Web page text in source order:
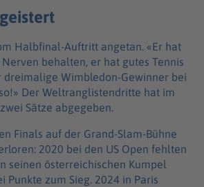
Halbfinal-Auftritt angetan. «Er hat
behalten, er hat gutes Tennis
dreimalige Wimbledon-Gewinner bei
Der Weltranglistendritte hat im
Sätze abgegeben.
Finals auf der Grand-Slam-Bühne
2020 bei den US Open fehlten
seinen österreichischen Kumpel
Punkte zum Sieg. 2024 in Paris